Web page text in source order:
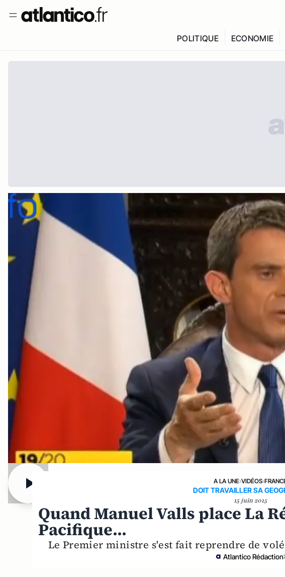
POLITIQUE ECONOMIE
A LA UNE›VIDÉOS›
DOIT TRAVAILLER SA
15 juin 2015
Quand Manuel Valls place La
Pacifique...
Le Premier ministre s'est fait reprendre de
Atlantico Rédaction